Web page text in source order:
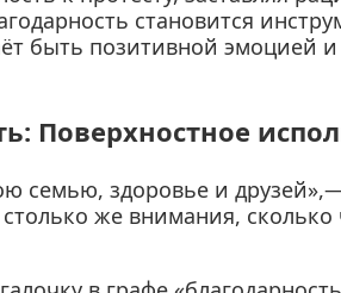
становится
быть позитивной эмоцией
Поверхностное
семью, здоровье и
же внимания,